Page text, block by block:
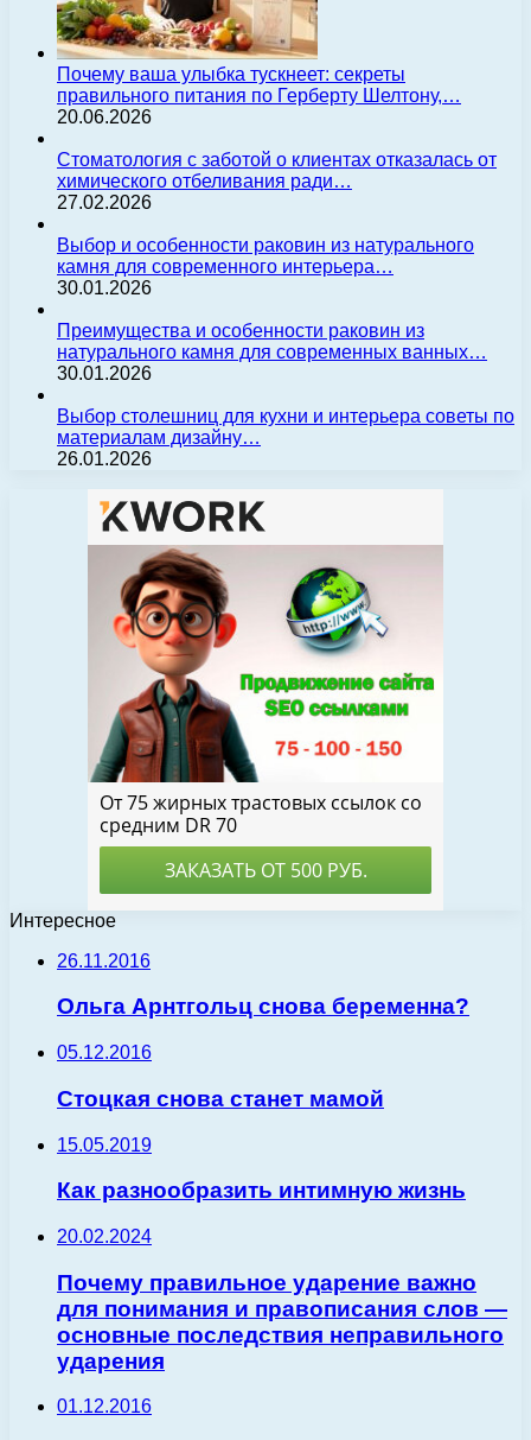
Почему ваша улыбка тускнеет: секреты
правильного питания по Герберту Шелтону,…
20.06.2026
Стоматология с заботой о клиентах отказалась от
химического отбеливания ради…
27.02.2026
Выбор и особенности раковин из натурального
камня для современного интерьера…
30.01.2026
Преимущества и особенности раковин из
натурального камня для современных ванных…
30.01.2026
Выбор столешниц для кухни и интерьера советы по
материалам дизайну…
26.01.2026
Интересное
26.11.2016
Ольга Арнтгольц снова беременна?
05.12.2016
Стоцкая снова станет мамой
15.05.2019
Как разнообразить интимную жизнь
20.02.2024
Почему правильное ударение важно
для понимания и правописания слов —
основные последствия неправильного
ударения
01.12.2016